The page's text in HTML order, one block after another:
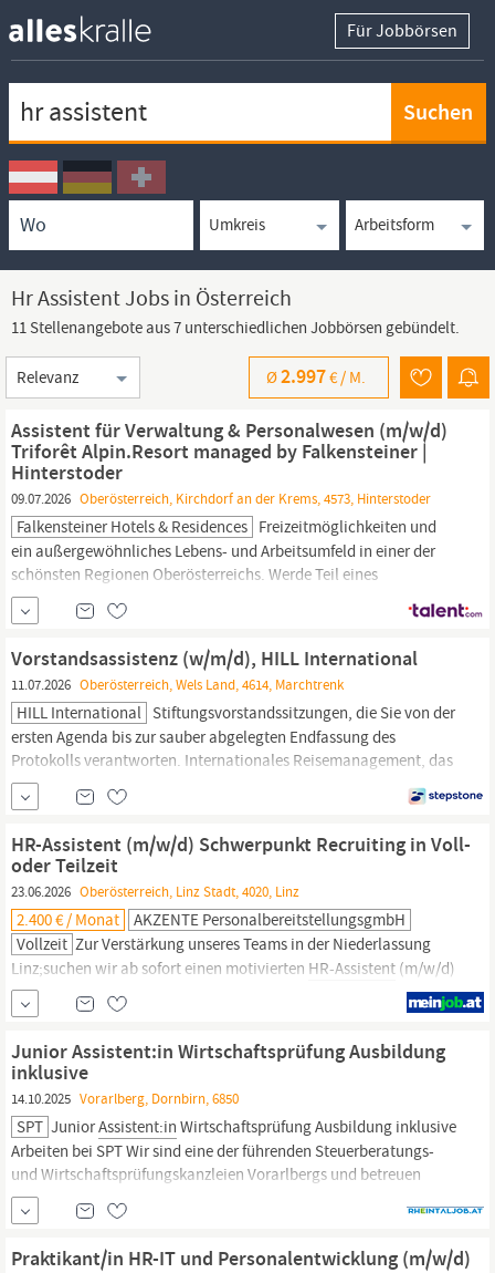
Für Jobbörsen
Ortssuche
Umkreissuche
Arbeitsform
Hr Assistent Jobs in Österreich
11 Stellenangebote aus 7 unterschiedlichen Jobbörsen gebündelt.
Sortierung
Ø2.997€ / M.
Assistent für Verwaltung & Personalwesen (m/w/d)
Triforêt Alpin.Resort managed by Falkensteiner |
Hinterstoder
09.07.2026 Oberösterreich, Kirchdorf an der Krems, 4573, Hinterstoder
Falkensteiner Hotels & Residences Freizeitmöglichkeiten und
ein außergewöhnliches Lebens- und Arbeitsumfeld in einer der
schönsten Regionen Oberösterreichs. Werde Teil eines
renommierten, familiengeführten Unternehmens mit über 30
Hotels & Residences in Europa – und gestalte gemeinsam mit uns
unvergessliche Genussmomente für unsere Gäste.
(m/w/d) für Verwaltung &...
Vorstandsassistenz (w/m/d), HILL International
11.07.2026 Oberösterreich, Wels Land, 4614, Marchtrenk
HILL International Stiftungsvorstandssitzungen, die Sie von der
ersten Agenda bis zur sauber abgelegten Endfassung des
Protokolls verantworten. Internationales Reisemanagement, das
Hand und Fuß hat, weil Sie vorausdenken, bevor die Frage
gestellt wird. Terminkoordination, die auch mit einem
eingespielten Netzwerk an
Geschäftsführungsebene reibungslos...
HR-Assistent (m/w/d) Schwerpunkt Recruiting in Voll-
oder Teilzeit
23.06.2026 Oberösterreich, Linz Stadt, 4020, Linz
2.400 € / Monat
AKZENTE PersonalbereitstellungsgmbH
Vollzeit Zur Verstärkung unseres Teams in der Niederlassung
Linz;suchen wir ab sofort einen motivierten HR-Assistent (m/w/d)
in Vollzeit oder Teilzeit. ; Ihre Aufgaben: Aktive Rekrutierung und
Auswahl von Fach- und Hilfskräften Telefonische
Gesprächsterminen Durchführung von
Junior Assistent:in Wirtschaftsprüfung Ausbildung
inklusive
14.10.2025 Vorarlberg, Dornbirn, 6850
SPT JuniorAssistent:in Wirtschaftsprüfung Ausbildung inklusive
Arbeiten bei SPT Wir sind eine der führenden Steuerberatungs-
und Wirtschaftsprüfungskanzleien Vorarlbergs und betreuen
Global Player genauso wie KMUs. Mit einem tollen Team,
kollegialer Atmosphäre und jeder Menge spannender Aufgaben
freuen wir uns auf Dich als Verstärkung.
Praktikant/in HR-IT und Personalentwicklung (m/w/d)